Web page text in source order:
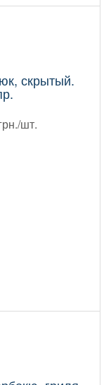
скрытый.
шт.